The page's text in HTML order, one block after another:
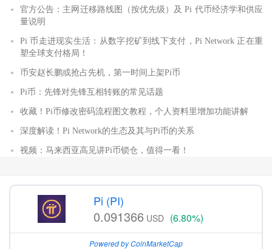
官方公告：主网迁移路线图（按优先级）及 Pi 代币经济学和供应
量说明
Pi 币走进现实生活：从数字挖矿到线下支付，Pi Network 正在重
塑全球支付格局！
币安赵长鹏或抢占先机，第一时间上架Pi币
Pi币：先锋对先锋互相转账的常见话题
收藏！Pi币修改密码流程图文教程，个人资料里增加功能讲解
深度解读！Pi Network的生态及其与Pi币的关系
视频：马来西亚高见讲Pi币锁仓，值得一看！
Pi (PI)
0.091366 USD (6.80%)
Powered by CoinMarketCap